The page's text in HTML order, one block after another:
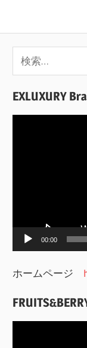
索:
EXLUXURY
ー
00:00
ホームページ